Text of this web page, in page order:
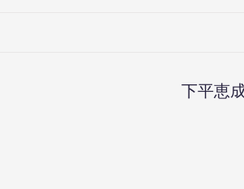
下平恵